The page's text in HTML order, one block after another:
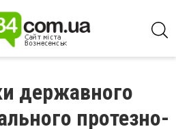
державного
протезно-